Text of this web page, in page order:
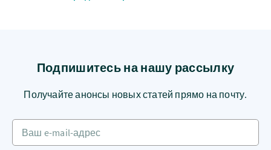
Подпишитесь на нашу рассылку
Получайте анонсы новых статей прямо на почту.
Ваш e-mail-адрес